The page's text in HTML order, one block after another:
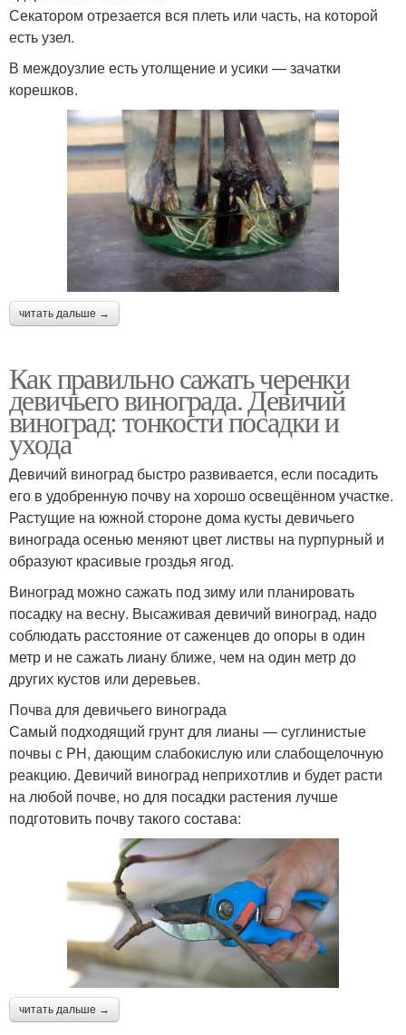
Секатором отрезается вся плеть или часть, на которой
есть узел.
В междоузлие есть утолщение и усики — зачатки
корешков.
читать дальше →
Как правильно сажать черенки
девичьего винограда. Девичий
виноград: тонкости посадки и
ухода
Девичий виноград быстро развивается, если посадить
его в удобренную почву на хорошо освещённом участке.
Растущие на южной стороне дома кусты девичьего
винограда осенью меняют цвет листвы на пурпурный и
образуют красивые гроздья ягод.
Виноград можно сажать под зиму или планировать
посадку на весну. Высаживая девичий виноград, надо
соблюдать расстояние от саженцев до опоры в один
метр и не сажать лиану ближе, чем на один метр до
других кустов или деревьев.
Почва для девичьего винограда
Самый подходящий грунт для лианы — суглинистые
почвы с PH, дающим слабокислую или слабощелочную
реакцию. Девичий виноград неприхотлив и будет расти
на любой почве, но для посадки растения лучше
подготовить почву такого состава:
читать дальше →